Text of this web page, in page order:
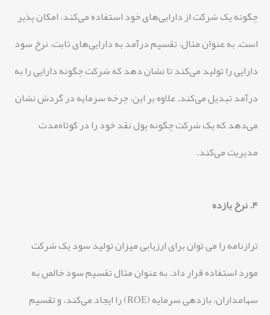
چگونه یک شرکت از دارایی‌های خود استفاده می‌کند، امکان پذیر
است. به عنوان مثال، تقسیم درآمد به دارایی‌های ثابت، نرخ سود
دارایی را تولید می‌کند تا نشان دهد که شرکت چگونه دارایی را به
درآمد تبدیل می‌کند. علاوه بر این، چرخه سرمایه در گردش نشان
می‌دهد که یک شرکت چگونه پول نقد خود را در کوتاه‌مدت
مدیریت می‌کند.
4. نرخ بازده
ترازنامه را می توان برای ارزیابی میزان تولید سود یک شرکت
مورد استفاده قرار داد. به عنوان مثال تقسیم سود خالص به
سهامداران، بازدهی سرمایه (ROE) را ایجاد می‌کند، و تقسیم